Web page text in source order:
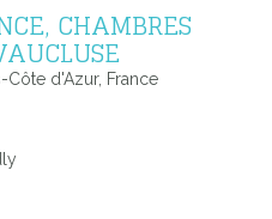
CHAMBRES
Côte d'Azur, France